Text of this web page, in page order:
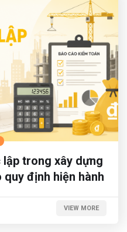
trong xây dựng
định hiện hành
VIEW MORE